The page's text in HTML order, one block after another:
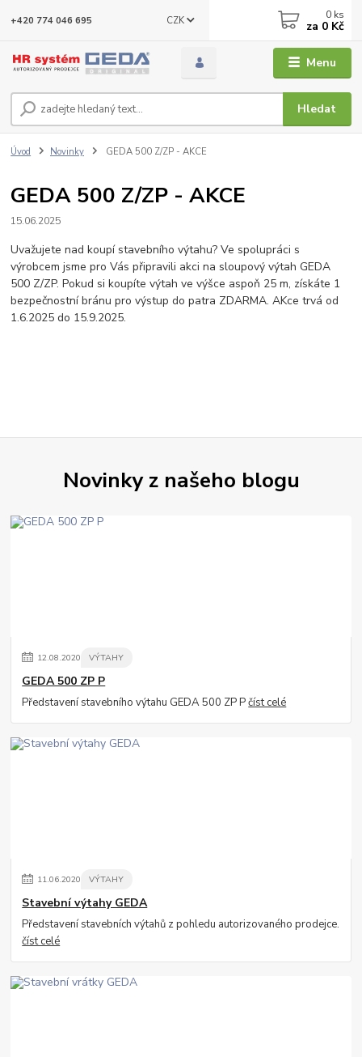
Menu
CZK
Hledat
+420 774 046 695 0 ks
za 0 Kč
Úvod Novinky GEDA 500 Z/ZP - AKCE
GEDA 500 Z/ZP - AKCE
15.06.2025
Uvažujete nad koupí stavebního výtahu? Ve spolupráci s
výrobcem jsme pro Vás připravili akci na sloupový výtah GEDA
500 Z/ZP. Pokud si koupíte výtah ve výšce aspoň 25 m, získáte 1
bezpečnostní bránu pro výstup do patra ZDARMA. AKce trvá od
1.6.2025 do 15.9.2025.
Novinky z našeho blogu
12.08.2020 VÝTAHY
GEDA 500 ZP P
Představení stavebního výtahu GEDA 500 ZP Pčíst celé
11.06.2020 VÝTAHY
Stavební výtahy GEDA
Představení stavebních výtahů z pohledu autorizovaného prodejce.
číst celé